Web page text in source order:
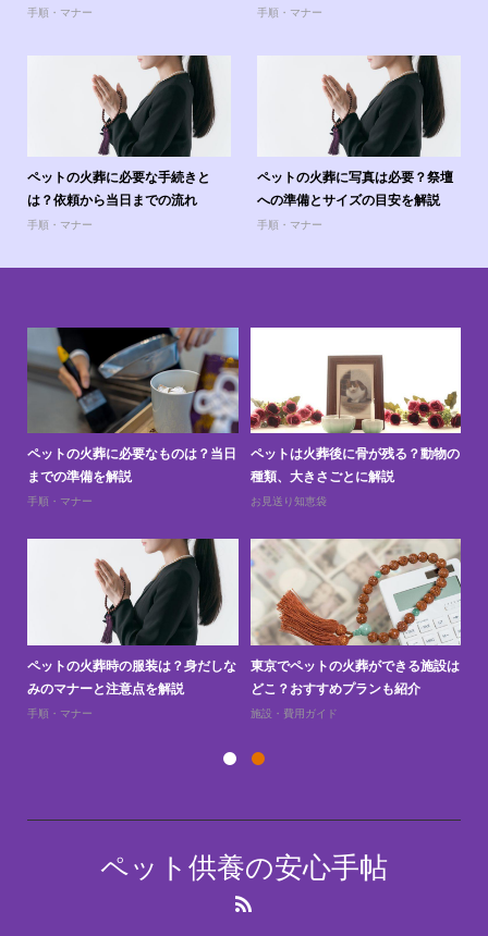
手順・マナー 手順・マナー
ペットの火葬に必要な手続きと
は？依頼から当日までの流れ
手順・マナー
ペットの火葬に写真は必要？祭壇
への準備とサイズの目安を解説
手順・マナー
ペットの火葬に必要なものは？当日
までの準備を解説
手順・マナー
ペットは火葬後に骨が残る？動物の
種類、大きさごとに解説
お見送り知恵袋
ペットの火葬時の服装は？身だしな
みのマナーと注意点を解説
手順・マナー
東京でペットの火葬ができる施設は
どこ？おすすめプランも紹介
施設・費用ガイド
ペット供養の安心手帖